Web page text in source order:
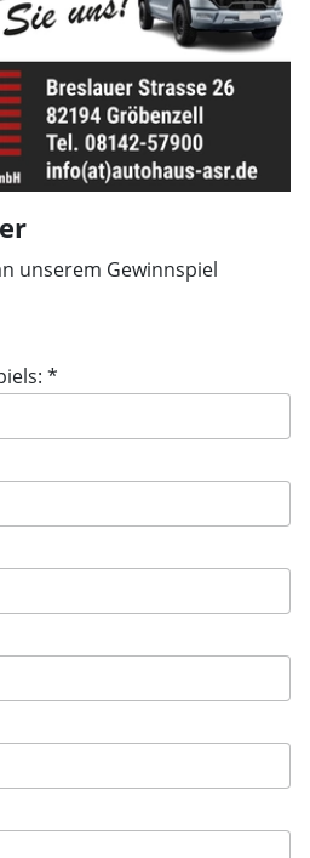
unserem Gewinnspiel
*